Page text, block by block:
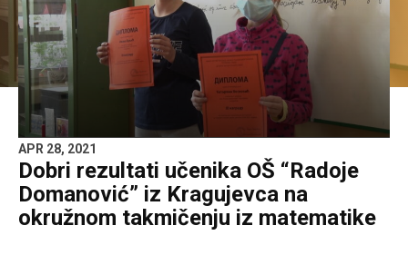
APR 28, 2021
Dobri rezultati učenika OŠ “Radoje
Domanović” iz Kragujevca na
okružnom takmičenju iz matematike